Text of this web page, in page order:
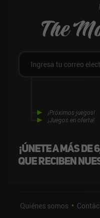
The
¡Únete a más
que reciben
¡Próximos juegos!
¡Juegos en oferta!
Quiénes somos